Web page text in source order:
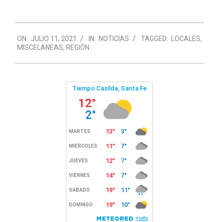
07-
11
ON: JULIO 11, 2021 IN: NOTICIAS TAGGED: LOCALES,
MISCELANEAS, REGIÓN